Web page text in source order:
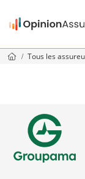
Tous les